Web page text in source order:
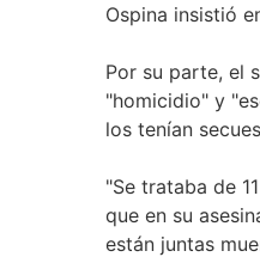
Ospina insistió
Por su parte, el
"homicidio" y
los tenían
"Se trataba de
que en su
están juntas